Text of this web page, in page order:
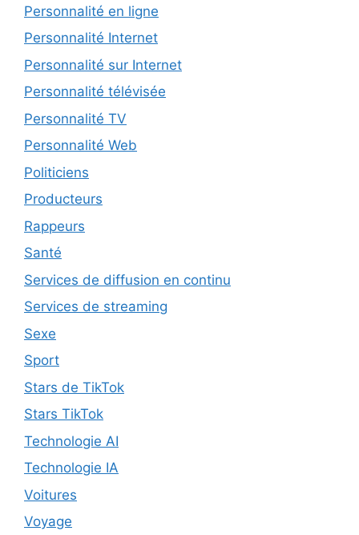
Personnalité en ligne
Personnalité Internet
Personnalité sur Internet
Personnalité télévisée
Personnalité TV
Personnalité Web
Politiciens
Producteurs
Rappeurs
Santé
Services de diffusion en continu
Services de streaming
Sexe
Sport
Stars de TikTok
Stars TikTok
Technologie AI
Technologie IA
Voitures
Voyage